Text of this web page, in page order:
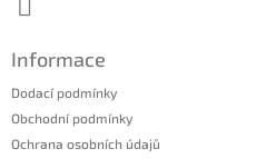
Informace
Dodací podmínky
Obchodní podmínky
Ochrana osobních údajů